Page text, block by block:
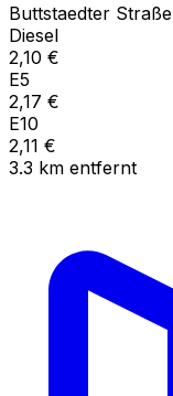
Buttstaedter Straße
Diesel
2,10 €
E5
2,17 €
E10
2,11 €
3.3 km entfernt